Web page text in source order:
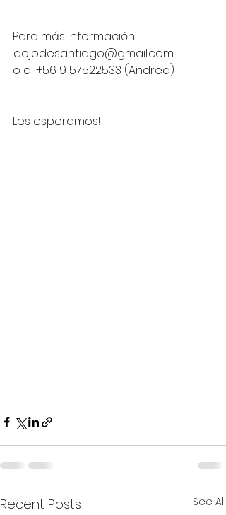
Para más información:
:dojodesantiago@gmail.com
o al +56 9 57522533 (Andrea)
Les esperamos!
Recent Posts See All